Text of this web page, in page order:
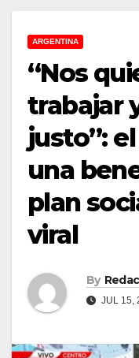
ARGENTINA
“Nos
trabajar
justo”:
una
plan
viral
By
JUL 15,